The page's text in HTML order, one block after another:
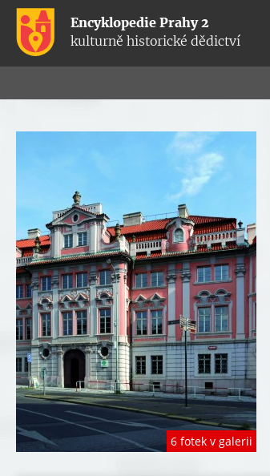
Encyklopedie Prahy 2
kulturně historické dědictví
6 fotek v galerii